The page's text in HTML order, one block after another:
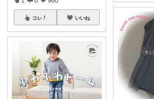
コレ いいね